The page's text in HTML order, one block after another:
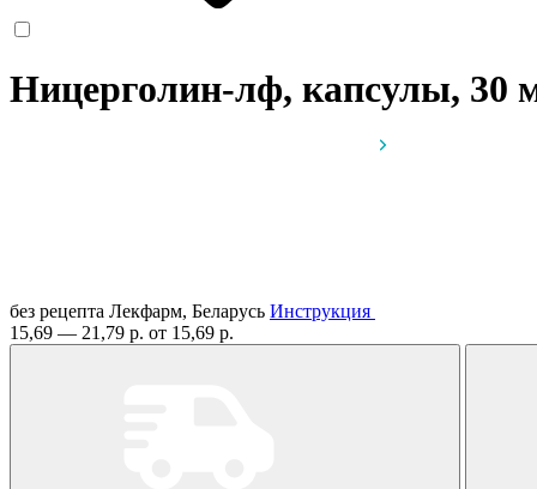
Ницерголин-лф, капсулы, 30
без рецепта Лекфарм, Беларусь Инструкция
15,69 — 21,79 р. от 15,69 р.